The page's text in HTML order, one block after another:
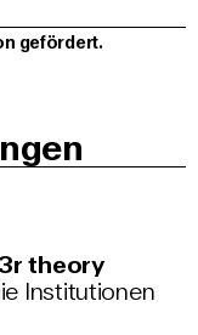
gefördert.
theory
Institutionen